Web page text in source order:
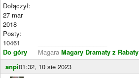
Dołączył:
27 mar
2018
Posty:
10461
Do góry
Magara Magary Dramaty z Rabaty
anpi01:32, 10 sie 2023